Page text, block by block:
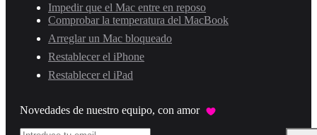
Impedir que el Mac entre en reposo
Comprobar la temperatura del MacBook
Arreglar un Mac bloqueado
Restablecer el iPhone
Restablecer el iPad
Novedades de nuestro equipo, con amor